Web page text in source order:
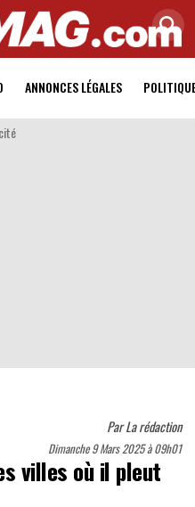
ANNONCES LÉGALES
ParLa rédaction
Dimanche 9 Mars 2025 à 09h01
villes où il pleut